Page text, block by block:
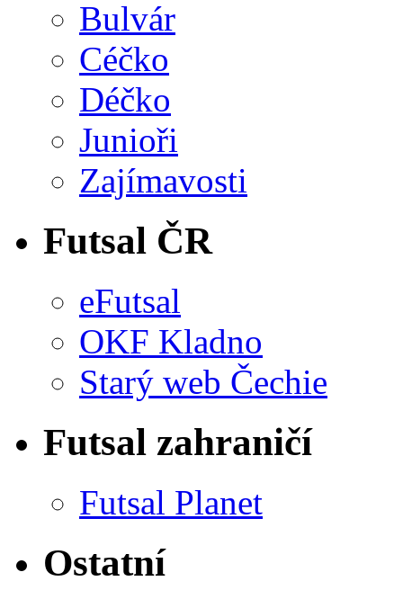
Bulvár
Céčko
Déčko
Junioři
Zajímavosti
Futsal ČR
eFutsal
OKF Kladno
Starý web Čechie
Futsal zahraničí
Futsal Planet
Ostatní